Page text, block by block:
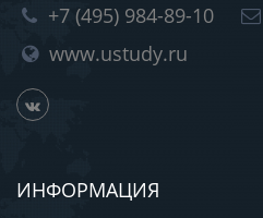
+7 (495) 984-89-10
www.ustudy.ru
ИНФОРМАЦИЯ